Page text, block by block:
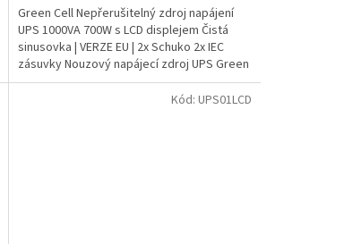
Green Cell Nepřerušitelný zdroj napájení
UPS 1000VA 700W s LCD displejem Čistá
sinusovka | VERZE EU | 2x Schuko 2x IEC
zásuvky Nouzový napájecí zdroj UPS Green
Cell poskytuje...
Kód: UPS01LCD